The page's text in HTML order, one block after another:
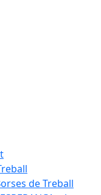
de Treball